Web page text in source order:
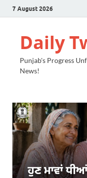
7 August 2026
Daily
Punjab's Progress
News!